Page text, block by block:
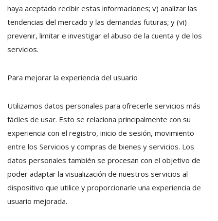
haya aceptado recibir estas informaciones; v) analizar las
tendencias del mercado y las demandas futuras; y (vi)
prevenir, limitar e investigar el abuso de la cuenta y de los
servicios.
Para mejorar la experiencia del usuario
Utilizamos datos personales para ofrecerle servicios más
fáciles de usar. Esto se relaciona principalmente con su
experiencia con el registro, inicio de sesión, movimiento
entre los Servicios y compras de bienes y servicios. Los
datos personales también se procesan con el objetivo de
poder adaptar la visualización de nuestros servicios al
dispositivo que utilice y proporcionarle una experiencia de
usuario mejorada.